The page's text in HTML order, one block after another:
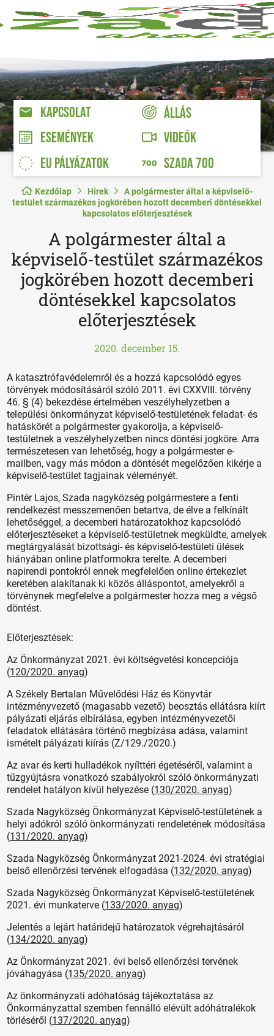
KAPCSOLAT
ÁLLÁS
ESEMÉNYEK
VIDEÓK
EU PÁLYÁZATOK
SZADA 700
Kezdőlap Hírek
A polgármester által a képviselő-
testület származékos jogkörében hozott decemberi döntésekkel
kapcsolatos előterjesztések
A polgármester által a
képviselő-testület származékos
jogkörében hozott decemberi
döntésekkel kapcsolatos
előterjesztések
2020. december 15.
A katasztrófavédelemről és a hozzá kapcsolódó egyes
törvények módosításáról szóló 2011. évi CXXVIII. törvény
46. § (4) bekezdése értelmében veszélyhelyzetben a
települési önkormányzat képviselő-testületének feladat- és
hatáskörét a polgármester gyakorolja, a képviselő-
testületnek a veszélyhelyzetben nincs döntési jogköre. Arra
természetesen van lehetőség, hogy a polgármester e-
mailben, vagy más módon a döntését megelőzően kikérje a
képviselő-testület tagjainak véleményét.
Pintér Lajos, Szada nagyközség polgármestere a fenti
rendelkezést messzemenően betartva, de élve a felkínált
lehetőséggel, a decemberi határozatokhoz kapcsolódó
előterjesztéseket a képviselő-testületnek megküldte, amelyek
megtárgyalását bizottsági- és képviselő-testületi ülések
hiányában online platformokra terelte. A decemberi
napirendi pontokról ennek megfelelően online értekezlet
keretében alakítanak ki közös álláspontot, amelyekről a
törvénynek megfelelve a polgármester hozza meg a végső
döntést.
Előterjesztések:
Az Önkormányzat 2021. évi költségvetési koncepciója
(120/2020. anyag)
A Székely Bertalan Művelődési Ház és Könyvtár
intézményvezető (magasabb vezető) beosztás ellátásra kiírt
pályázati eljárás elbírálása, egyben intézményvezetői
feladatok ellátására történő megbízása adása, valamint
ismételt pályázati kiírás (Z/129./2020.)
Az avar és kerti hulladékok nyílttéri égetéséről, valamint a
tűzgyújtásra vonatkozó szabályokról szóló önkormányzati
rendelet hatályon kívül helyezése (130/2020. anyag)
Szada Nagyközség Önkormányzat Képviselő-testületének a
helyi adókról szóló önkormányzati rendeletének módosítása
(131/2020. anyag)
Szada Nagyközség Önkormányzat 2021-2024. évi stratégiai
belső ellenőrzési tervének elfogadása (132/2020. anyag)
Szada Nagyközség Önkormányzat Képviselő-testületének
2021. évi munkaterve (133/2020. anyag)
Jelentés a lejárt határidejű határozatok végrehajtásáról
(134/2020. anyag)
Az Önkormányzat 2021. évi belső ellenőrzési tervének
jóváhagyása (135/2020. anyag)
Az önkormányzati adóhatóság tájékoztatása az
Önkormányzattal szemben fennálló elévült adóhátralékok
törléséről (137/2020. anyag)